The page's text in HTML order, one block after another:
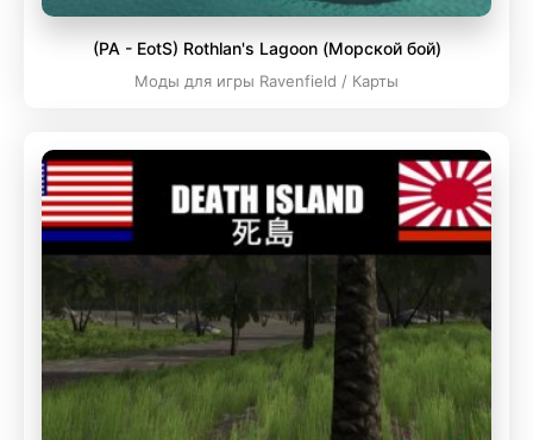
(PA - EotS) Rothlan's Lagoon (Морской бой)
Моды для игры Ravenfield / Карты